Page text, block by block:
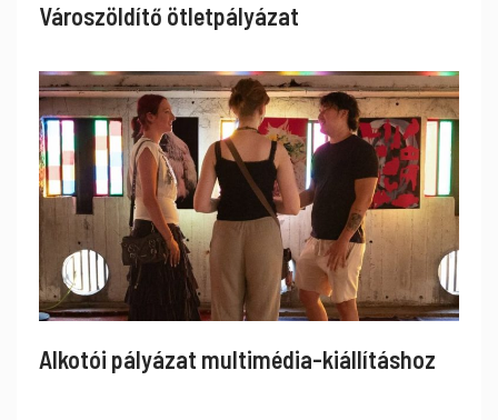
Városzöldítő ötletpályázat
Alkotói pályázat multimédia-kiállításhoz